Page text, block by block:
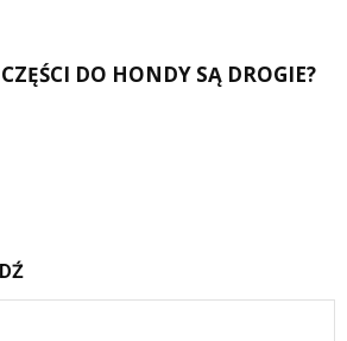
DO HONDY SĄ DROGIE?